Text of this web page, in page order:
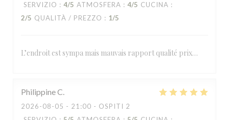
SERVIZIO : 4/5 ATMOSFERA : 4/5 CUCINA :
2/5 QUALITÀ / PREZZO : 1/5
L’endroit est sympa mais mauvais rapport qualité prix…
PhilippineC
2026-08-05 - 21:00 - OSPITI 2